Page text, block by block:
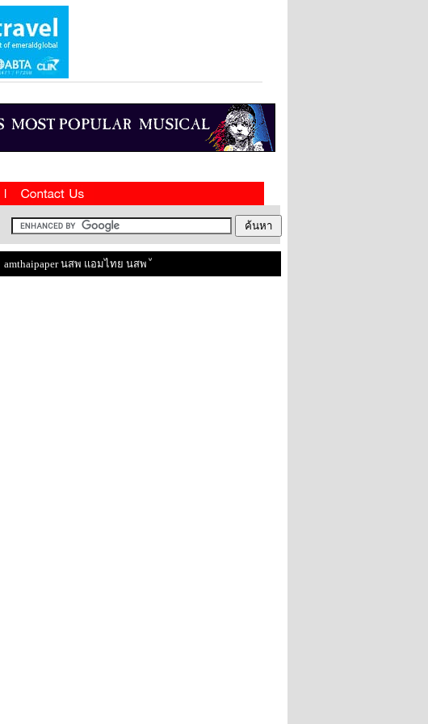
amthaipaper นสพ แอมไทย นสพ ไทยในสหราชอาณาจักร ติดต่อเราได้ที่ contact@amthai.co.uk ,